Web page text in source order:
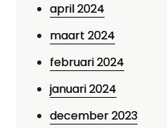
april 2024
maart 2024
februari 2024
januari 2024
december 2023